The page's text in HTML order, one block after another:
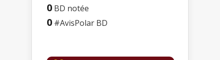
0 BD notée
0 #AvisPolar BD